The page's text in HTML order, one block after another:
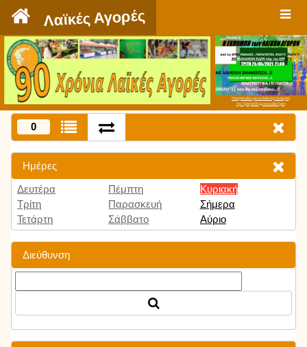
Λαϊκές Αγορές
Πατήστε εδώ για να δείτε την εκπομπή
την Τρίτη 9:00 μμ και κάθε Τρίτη
0
Ημέρες
Δευτέρα
Τρίτη
Τετάρτη
Πέμπτη
Παρασκευή
Σάββατο
Κυριακή
Σήμερα
Αύριο
Διεύθυνση